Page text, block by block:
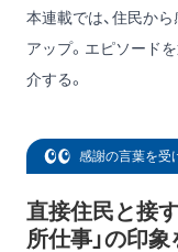
本連載では、住民か
アップ。エピソード
介する。
感謝の言葉を受
直接住民と接
所仕事」の印